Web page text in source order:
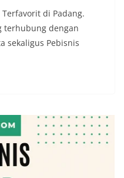
di Padang.
terhubung dengan
sekaligus Pebisnis